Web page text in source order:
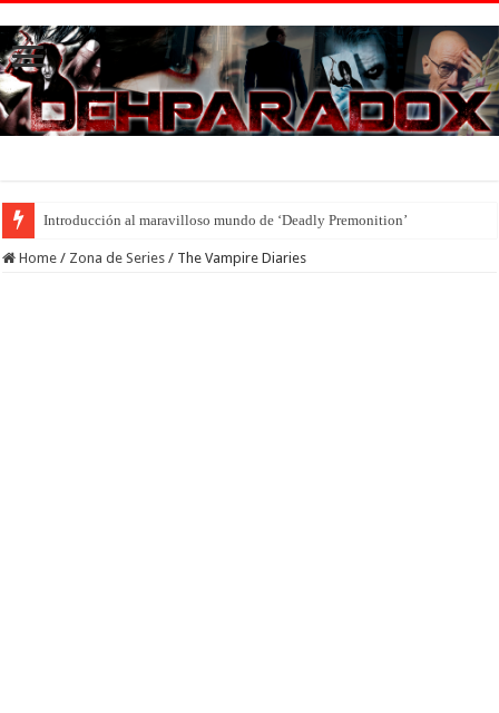
Introducción al maravilloso mundo de ‘Deadly Premonition’
Home / Zona de Series / The Vampire Diaries